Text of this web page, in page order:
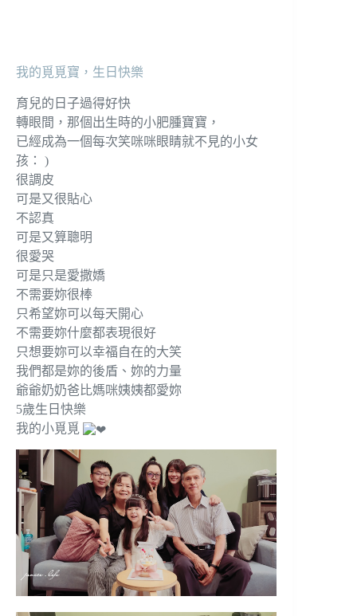
我的覓覓寶，生日快樂
育兒的日子過得好快
轉眼間，那個出生時的小肥腫寶寶，
已經成為一個每次笑咪咪眼睛就不見的小女
孩： )
很調皮
可是又很貼心
不認真
可是又算聰明
很愛哭
可是只是愛撒嬌
不需要妳很棒
只希望妳可以每天開心
不需要妳什麼都表現很好
只想要妳可以幸福自在的大笑
我們都是妳的後盾、妳的力量
爺爺奶奶爸比媽咪姨姨都愛妳
5歲生日快樂
我的小覓覓